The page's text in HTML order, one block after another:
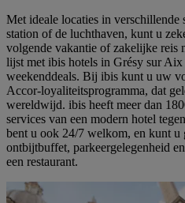
Met ideale locaties in verschillende
station of de luchthaven, kunt u
volgende vakantie of zakelijke reis
lijst met ibis hotels in Grésy sur Aix
weekenddeals. Bij ibis kunt u uw
Accor-loyaliteitsprogramma, dat
wereldwijd. ibis heeft meer dan
services van een modern hotel
bent u ook 24/7 welkom, en kunt
ontbijtbuffet, parkeergelegenheid
een restaurant.